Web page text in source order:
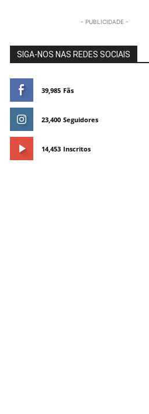
- PUBLICIDADE -
SIGA-NOS NAS REDES SOCIAIS
39,985 Fãs
23,400 Seguidores
14,453 Inscritos